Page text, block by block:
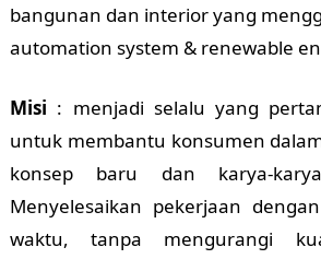
bangunan dan interior yang
automation system & renewable
Misi : menjadi selalu yang
untuk membantu konsumen
konsep baru dan karya-
Menyelesaikan pekerjaan
waktu, tanpa mengurangi